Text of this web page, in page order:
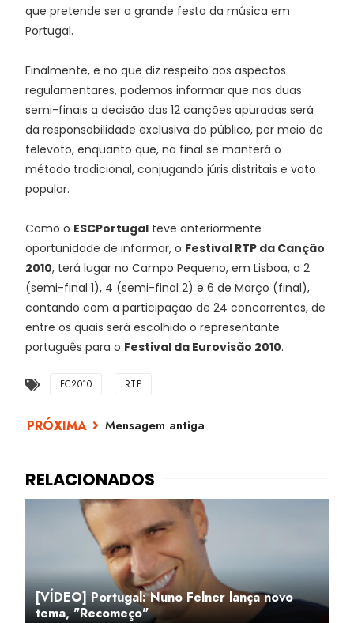
que pretende ser a grande festa da música em
Portugal.
Finalmente, e no que diz respeito aos aspectos
regulamentares, podemos informar que nas duas
semi-finais a decisão das 12 canções apuradas será
da responsabilidade exclusiva do público, por meio de
televoto, enquanto que, na final se manterá o
método tradicional, conjugando júris distritais e voto
popular.
Como o ESCPortugal teve anteriormente
oportunidade de informar, o Festival RTP da Canção
2010, terá lugar no Campo Pequeno, em Lisboa, a 2
(semi-final 1), 4 (semi-final 2) e 6 de Março (final),
contando com a participação de 24 concorrentes, de
entre os quais será escolhido o representante
português para o Festival da Eurovisão 2010.
FC2010 RTP
Mensagem antiga
[VÍDEO] Portugal: Nuno Felner lança novo
tema, "Recomeço"